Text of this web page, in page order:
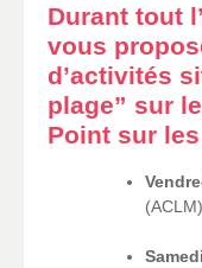
Durant tout
vous
d’activités
plage” sur
Point sur
(ACLM)